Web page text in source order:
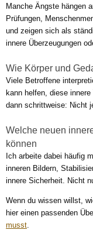
Manche Ängste hängen
Prüfungen,
und zeigen sich als
innere Überzeugungen
Wie Körper und
Viele Betroffene
kann helfen, diese
dann schrittweise: Nicht
Welche neuen
können
Ich arbeite dabei häufig
inneren Bildern,
innere Sicherheit. Nicht
Wenn du wissen willst,
hier einen passenden
musst.